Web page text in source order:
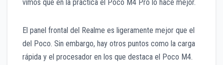
vimos que en la práctica el Poco M4 Pro lo hace mejor.
El panel frontal del Realme es ligeramente mejor que el
del Poco. Sin embargo, hay otros puntos como la carga
rápida y el procesador en los que destaca el Poco M4.